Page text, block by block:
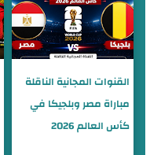
القنوات المجانية الناقلة
مباراة مصر وبلجيكا في
كأس العالم 2026